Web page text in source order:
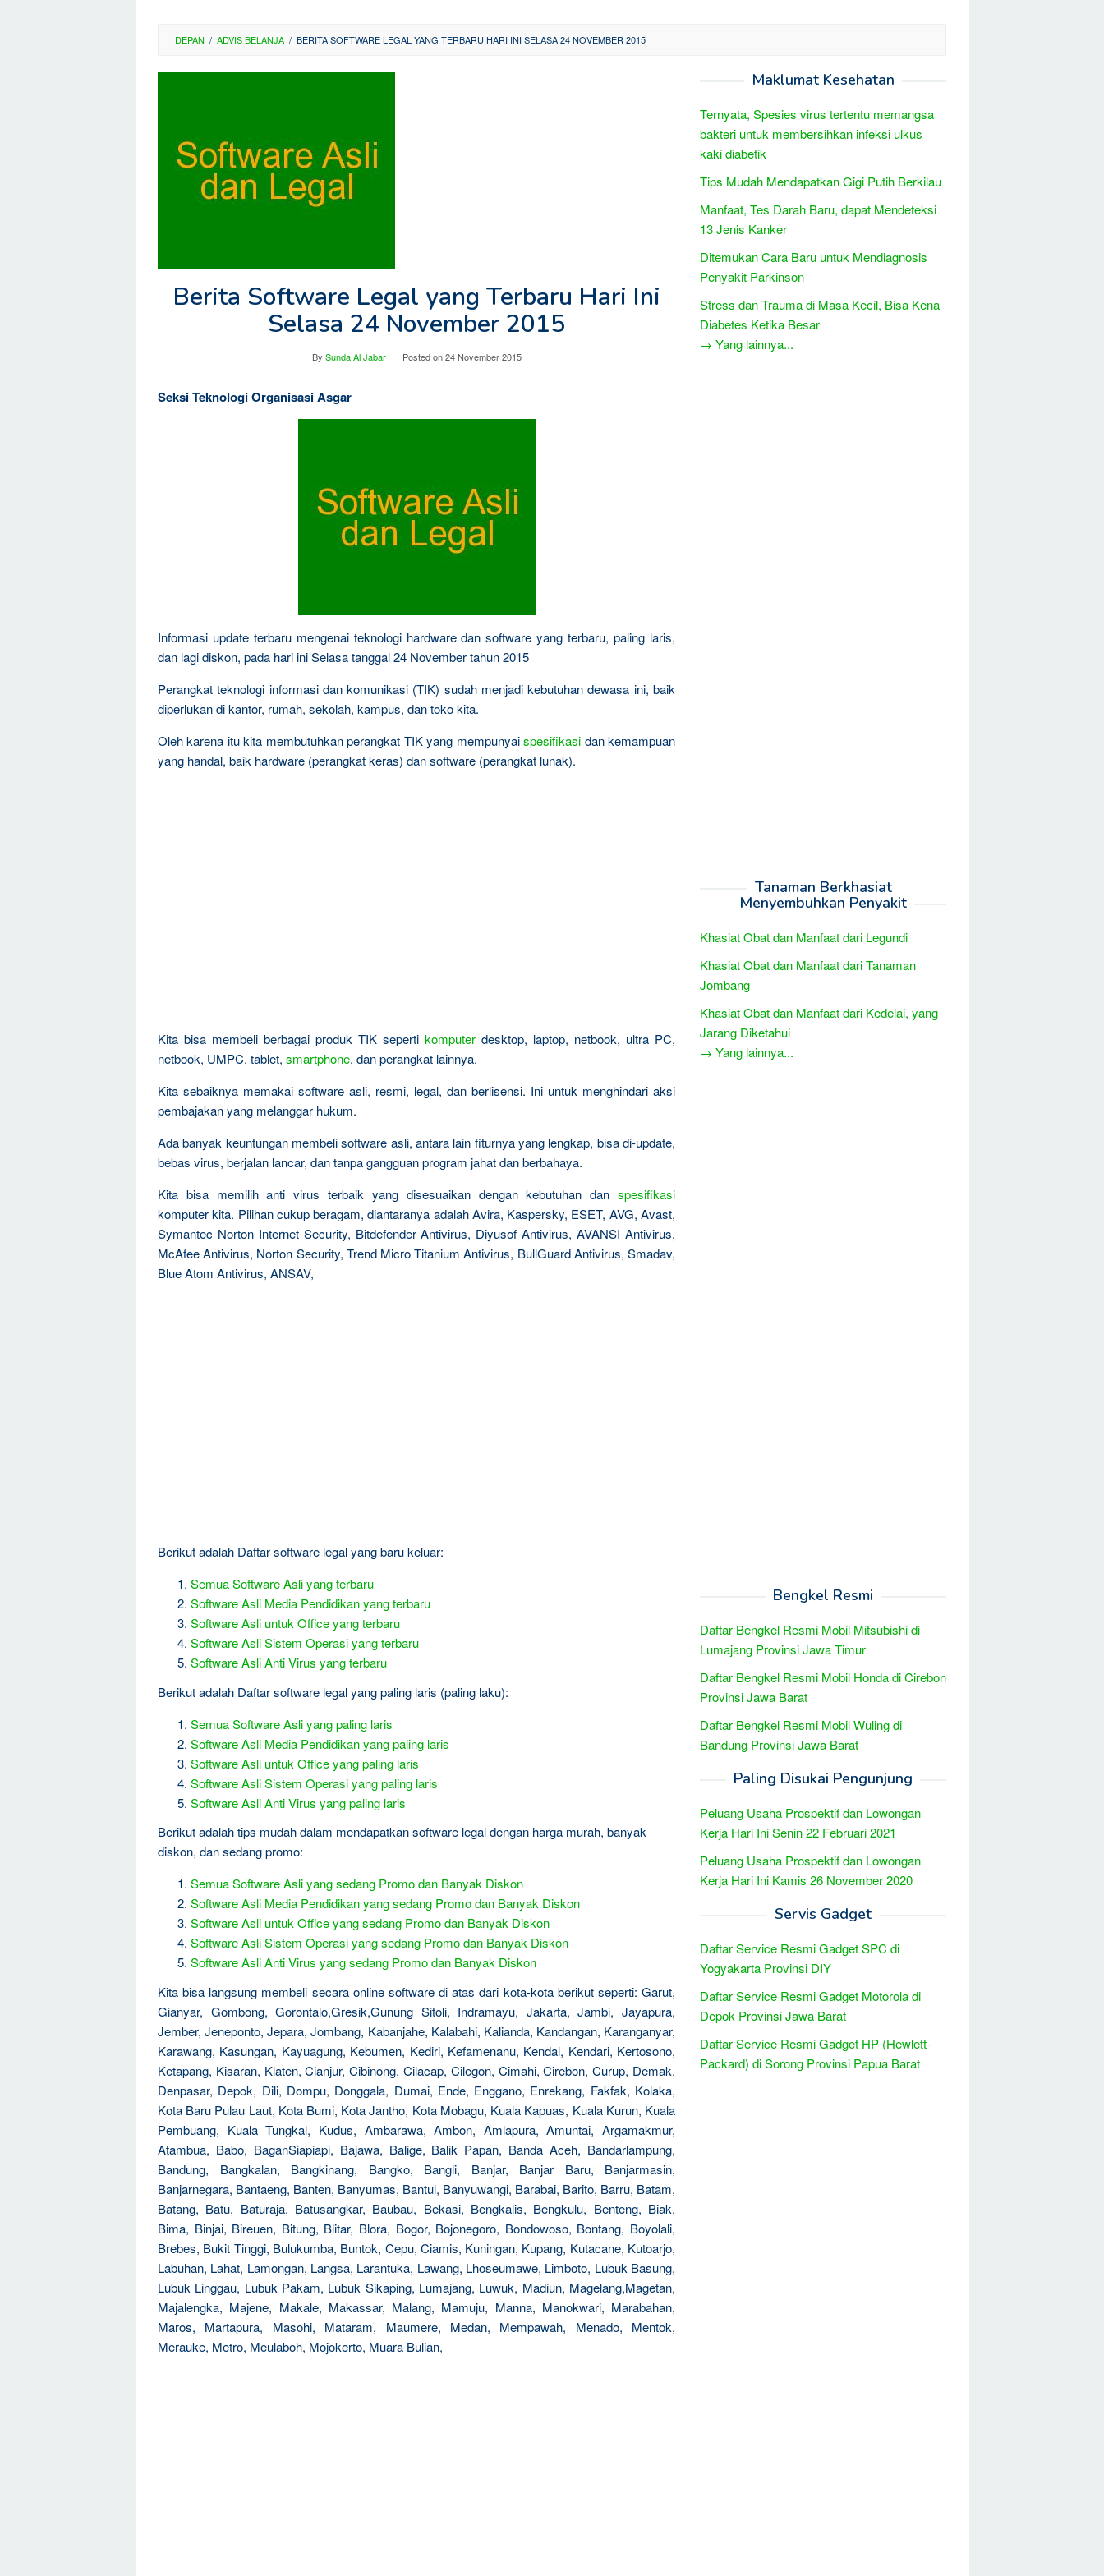
DEPAN / ADVIS BELANJA / BERITA SOFTWARE LEGAL YANG TERBARU HARI INI SELASA 24 NOVEMBER 2015
Berita Software Legal yang Terbaru Hari Ini
Selasa 24 November 2015
By Sunda Al Jabar Posted on24 November 2015
Seksi Teknologi Organisasi Asgar
Informasi update terbaru mengenai teknologi hardware dan software yang terbaru, paling laris,
dan lagi diskon, pada hari ini Selasa tanggal 24 November tahun 2015
Perangkat teknologi informasi dan komunikasi (TIK) sudah menjadi kebutuhan dewasa ini, baik
diperlukan di kantor, rumah, sekolah, kampus, dan toko kita.
Oleh karena itu kita membutuhkan perangkat TIK yang mempunyaispesifikasi dan kemampuan
yang handal, baik hardware (perangkat keras) dan software (perangkat lunak).
Kita bisa membeli berbagai produk TIK seperti komputer desktop, laptop, netbook, ultra PC,
netbook, UMPC, tablet, smartphone, dan perangkat lainnya.
Kita sebaiknya memakai software asli, resmi, legal, dan berlisensi. Ini untuk menghindari aksi
pembajakan yang melanggar hukum.
Ada banyak keuntungan membeli software asli, antara lain fiturnya yang lengkap, bisa di-update,
bebas virus, berjalan lancar, dan tanpa gangguan program jahat dan berbahaya.
Kita bisa memilih anti virus terbaik yang disesuaikan dengan kebutuhan dan spesifikasi
komputer kita. Pilihan cukup beragam, diantaranya adalah Avira, Kaspersky, ESET, AVG, Avast,
Symantec Norton Internet Security, Bitdefender Antivirus, Diyusof Antivirus, AVANSI Antivirus,
McAfee Antivirus, Norton Security, Trend Micro Titanium Antivirus, BullGuard Antivirus, Smadav,
Blue Atom Antivirus, ANSAV,
Berikut adalah Daftar software legal yang baru keluar:
Semua Software Asli yang terbaru
Software Asli Media Pendidikan yang terbaru
Software Asli untuk Office yang terbaru
Software Asli Sistem Operasi yang terbaru
Software Asli Anti Virus yang terbaru
Berikut adalah Daftar software legal yang paling laris (paling laku):
Semua Software Asli yang paling laris
Software Asli Media Pendidikan yang paling laris
Software Asli untuk Office yang paling laris
Software Asli Sistem Operasi yang paling laris
Software Asli Anti Virus yang paling laris
Berikut adalah tips mudah dalam mendapatkan software legal dengan harga murah, banyak
diskon, dan sedang promo:
Semua Software Asli yang sedang Promo dan Banyak Diskon
Software Asli Media Pendidikan yang sedang Promo dan Banyak Diskon
Software Asli untuk Office yang sedang Promo dan Banyak Diskon
Software Asli Sistem Operasi yang sedang Promo dan Banyak Diskon
Software Asli Anti Virus yang sedang Promo dan Banyak Diskon
Kita bisa langsung membeli secara online software di atas dari kota-kota berikut seperti: Garut,
Gianyar, Gombong, Gorontalo,Gresik,Gunung Sitoli, Indramayu, Jakarta, Jambi, Jayapura,
Jember, Jeneponto, Jepara, Jombang, Kabanjahe, Kalabahi, Kalianda, Kandangan, Karanganyar,
Karawang, Kasungan, Kayuagung, Kebumen, Kediri, Kefamenanu, Kendal, Kendari, Kertosono,
Ketapang, Kisaran, Klaten, Cianjur, Cibinong, Cilacap, Cilegon, Cimahi, Cirebon, Curup, Demak,
Denpasar, Depok, Dili, Dompu, Donggala, Dumai, Ende, Enggano, Enrekang, Fakfak, Kolaka,
Kota Baru Pulau Laut, Kota Bumi, Kota Jantho, Kota Mobagu, Kuala Kapuas, Kuala Kurun, Kuala
Pembuang, Kuala Tungkal, Kudus, Ambarawa, Ambon, Amlapura, Amuntai, Argamakmur,
Atambua, Babo, BaganSiapiapi, Bajawa, Balige, Balik Papan, Banda Aceh, Bandarlampung,
Bandung, Bangkalan, Bangkinang, Bangko, Bangli, Banjar, Banjar Baru, Banjarmasin,
Banjarnegara, Bantaeng, Banten, Banyumas, Bantul, Banyuwangi, Barabai, Barito, Barru, Batam,
Batang, Batu, Baturaja, Batusangkar, Baubau, Bekasi, Bengkalis, Bengkulu, Benteng, Biak,
Bima, Binjai, Bireuen, Bitung, Blitar, Blora, Bogor, Bojonegoro, Bondowoso, Bontang, Boyolali,
Brebes, Bukit Tinggi, Bulukumba, Buntok, Cepu, Ciamis, Kuningan, Kupang, Kutacane, Kutoarjo,
Labuhan, Lahat, Lamongan, Langsa, Larantuka, Lawang, Lhoseumawe, Limboto, Lubuk Basung,
Lubuk Linggau, Lubuk Pakam, Lubuk Sikaping, Lumajang, Luwuk, Madiun, Magelang,Magetan,
Majalengka, Majene, Makale, Makassar, Malang, Mamuju, Manna, Manokwari, Marabahan,
Maros, Martapura, Masohi, Mataram, Maumere, Medan, Mempawah, Menado, Mentok,
Merauke, Metro, Meulaboh, Mojokerto, Muara Bulian,
Maklumat Kesehatan
Ternyata, Spesies virus tertentu memangsa
bakteri untuk membersihkan infeksi ulkus
kaki diabetik
Tips Mudah Mendapatkan Gigi Putih Berkilau
Manfaat, Tes Darah Baru, dapat Mendeteksi
13 Jenis Kanker
Ditemukan Cara Baru untuk Mendiagnosis
Penyakit Parkinson
Stress dan Trauma di Masa Kecil, Bisa Kena
Diabetes Ketika Besar
→ Yang lainnya...
Tanaman Berkhasiat
Menyembuhkan Penyakit
Khasiat Obat dan Manfaat dari Legundi
Khasiat Obat dan Manfaat dari Tanaman
Jombang
Khasiat Obat dan Manfaat dari Kedelai, yang
Jarang Diketahui
→ Yang lainnya...
Bengkel Resmi
Daftar Bengkel Resmi Mobil Mitsubishi di
Lumajang Provinsi Jawa Timur
Daftar Bengkel Resmi Mobil Honda di Cirebon
Provinsi Jawa Barat
Daftar Bengkel Resmi Mobil Wuling di
Bandung Provinsi Jawa Barat
Paling Disukai Pengunjung
Peluang Usaha Prospektif dan Lowongan
Kerja Hari Ini Senin 22 Februari 2021
Peluang Usaha Prospektif dan Lowongan
Kerja Hari Ini Kamis 26 November 2020
Servis Gadget
Daftar Service Resmi Gadget SPC di
Yogyakarta Provinsi DIY
Daftar Service Resmi Gadget Motorola di
Depok Provinsi Jawa Barat
Daftar Service Resmi Gadget HP (Hewlett-
Packard) di Sorong Provinsi Papua Barat